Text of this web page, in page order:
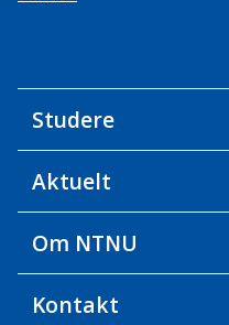
Studere
Aktuelt
Om NTNU
Kontakt